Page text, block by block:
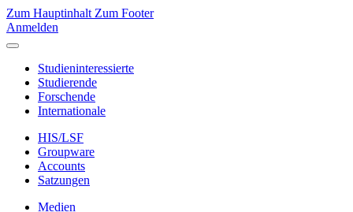
Zum Hauptinhalt Zum Footer
Anmelden
Studieninteressierte
Studierende
Forschende
Internationale
HIS/LSF
Groupware
Accounts
Satzungen
Medien